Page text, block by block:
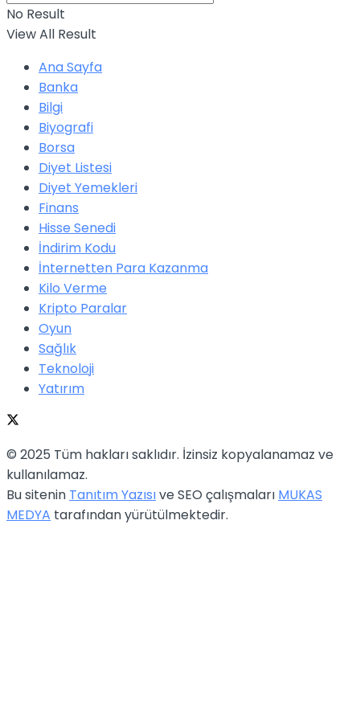
No Result
View All Result
Ana Sayfa
Banka
Bilgi
Biyografi
Borsa
Diyet Listesi
Diyet Yemekleri
Finans
Hisse Senedi
İndirim Kodu
İnternetten Para Kazanma
Kilo Verme
Kripto Paralar
Oyun
Sağlık
Teknoloji
Yatırım
© 2025 Tüm hakları saklıdır. İzinsiz kopyalanamaz ve
kullanılamaz.
Bu sitenin Tanıtım Yazısıve SEO çalışmaları MUKAS
MEDYA tarafından yürütülmektedir.